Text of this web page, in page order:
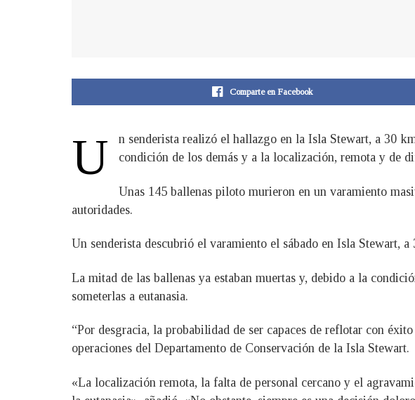
Comparte en Facebook
U
n senderista realizó el hallazgo en la Isla Stewart, a 30
condición de los demás y a la localización, remota y de
Unas 145 ballenas piloto murieron en un varamiento
autoridades.
Un senderista descubrió el varamiento el sábado en Isla Stewart,
La mitad de las ballenas ya estaban muertas y, debido a la
someterlas a eutanasia.
“Por desgracia, la probabilidad de ser capaces de reflotar con
operaciones del Departamento de Conservación de la Isla Stewart.
«La localización remota, la falta de personal cercano y el